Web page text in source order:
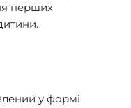
перших
у формі